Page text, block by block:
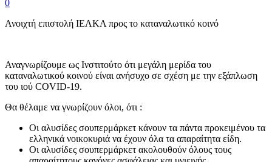
0
Ανοιχτή επιστολή ΙΕΛΚΑ προς το καταναλωτικό κοινό
Αναγνωρίζουμε ως Ινστιτούτο ότι μεγάλη μερίδα του
καταναλωτικού κοινού είναι ανήσυχο σε σχέση με την εξάπλωση
του ιού COVID-19.
Θα θέλαμε να γνωρίζουν όλοι, ότι :
Οι αλυσίδες σουπερμάρκετ κάνουν τα πάντα προκειμένου τα
ελληνικά νοικοκυριά να έχουν όλα τα απαραίτητα είδη.
Οι αλυσίδες σουπερμάρκετ ακολουθούν όλους τους